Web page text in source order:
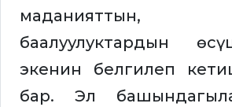
маданияттын,
баалуулуктардын
экенин белгилеп
бар. Эл